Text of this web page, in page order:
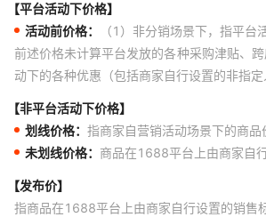
【平台活动下价格】
活动前价格：
（1）非分销场景下，指平
前述价格未计算平台发放的各种采购津贴、
动下的各种优惠（包括商家自行设置的非指
【非平台活动下价格】
划线价格： 指商家自营销活动场景下的商
未划线价格： 商品在1688平台上由商家自
【发布价】
指商品在1688平台上由商家自行设置的销售